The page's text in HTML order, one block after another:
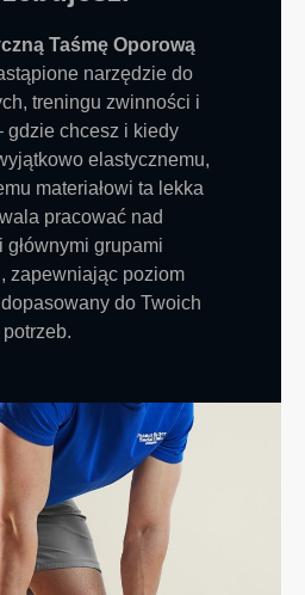
Taśmę Oporową
narzędzie do
treningu zwinności i
gdzie chcesz i kiedy
elastycznemu,
materiałowi ta lekka
pracować nad
głównymi grupami
zapewniając poziom
do Twoich
potrzeb.